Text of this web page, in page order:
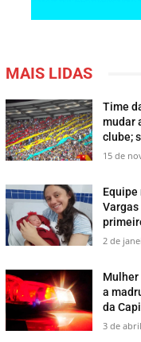
MAIS LIDAS
Time
mudar
clube;
15 de
2 de
Mulher
a
da
3 de